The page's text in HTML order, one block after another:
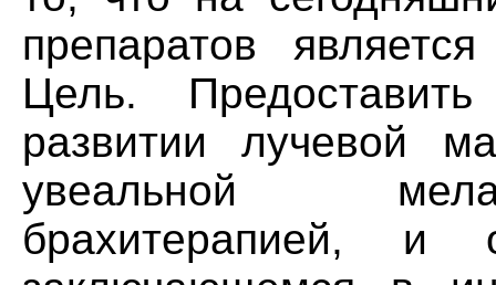
препаратов
Цель.
развитии лучевой
увеальной
брахитерапией,